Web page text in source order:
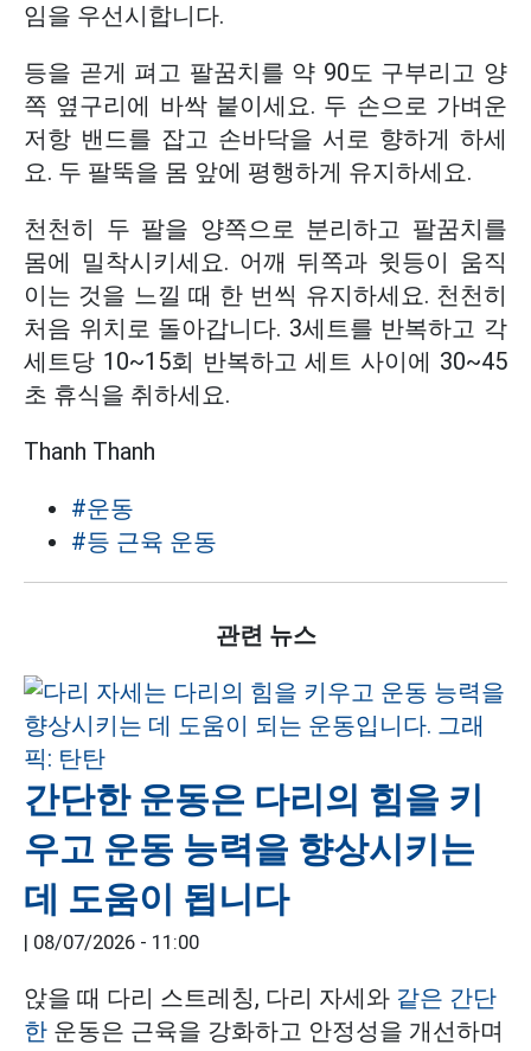
임을 우선시합니다.
등을 곧게 펴고 팔꿈치를 약 90도 구부리고 양
쪽 옆구리에 바싹 붙이세요. 두 손으로 가벼운
저항 밴드를 잡고 손바닥을 서로 향하게 하세
요. 두 팔뚝을 몸 앞에 평행하게 유지하세요.
천천히 두 팔을 양쪽으로 분리하고 팔꿈치를
몸에 밀착시키세요. 어깨 뒤쪽과 윗등이 움직
이는 것을 느낄 때 한 번씩 유지하세요. 천천히
처음 위치로 돌아갑니다. 3세트를 반복하고 각
세트당 10~15회 반복하고 세트 사이에 30~45
초 휴식을 취하세요.
Thanh Thanh
#운동
#등 근육 운동
관련 뉴스
간단한 운동은 다리의 힘을 키
우고 운동 능력을 향상시키는
데 도움이 됩니다
| 08/07/2026 - 11:00
앉을 때 다리 스트레칭, 다리 자세와 같은 간단
한 운동은 근육을 강화하고 안정성을 개선하며